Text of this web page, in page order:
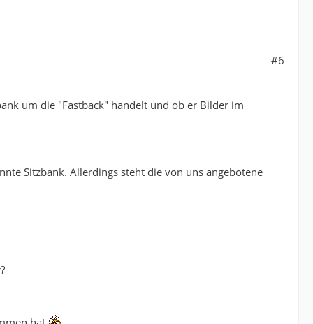
#6
um die "Fastback" handelt und ob er Bilder im
Sitzbank. Allerdings steht die von uns angebotene